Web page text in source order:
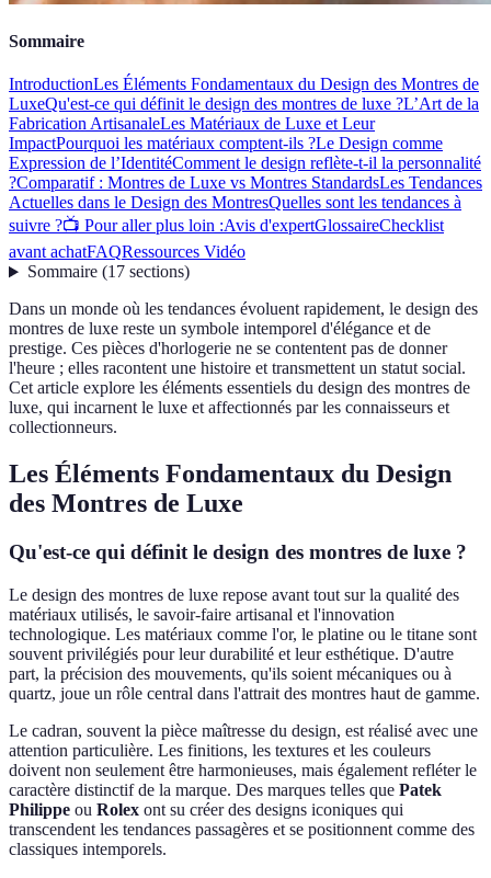
Sommaire
IntroductionLes Éléments Fondamentaux du Design des Montres de
LuxeQu'est-ce qui définit le design des montres de luxe ?L’Art de la
Fabrication ArtisanaleLes Matériaux de Luxe et Leur
ImpactPourquoi les matériaux comptent-ils ?Le Design comme
Expression de l’IdentitéComment le design reflète-t-il la personnalité
?Comparatif : Montres de Luxe vs Montres StandardsLes Tendances
Actuelles dans le Design des MontresQuelles sont les tendances à
suivre ?📺 Pour aller plus loin :Avis d'expertGlossaireChecklist
avant achatFAQRessources Vidéo
Sommaire(17 sections)
Dans un monde où les tendances évoluent rapidement, le design des
montres de luxe reste un symbole intemporel d'élégance et de
prestige. Ces pièces d'horlogerie ne se contentent pas de donner
l'heure ; elles racontent une histoire et transmettent un statut social.
Cet article explore les éléments essentiels du design des montres de
luxe, qui incarnent le luxe et affectionnés par les connaisseurs et
collectionneurs.
Les Éléments Fondamentaux du Design
des Montres de Luxe
Qu'est-ce qui définit le design des montres de luxe ?
Le design des montres de luxe repose avant tout sur la qualité des
matériaux utilisés, le savoir-faire artisanal et l'innovation
technologique. Les matériaux comme l'or, le platine ou le titane sont
souvent privilégiés pour leur durabilité et leur esthétique. D'autre
part, la précision des mouvements, qu'ils soient mécaniques ou à
quartz, joue un rôle central dans l'attrait des montres haut de gamme.
Le cadran, souvent la pièce maîtresse du design, est réalisé avec une
attention particulière. Les finitions, les textures et les couleurs
doivent non seulement être harmonieuses, mais également refléter le
caractère distinctif de la marque. Des marques telles que Patek
Philippe ou Rolex ont su créer des designs iconiques qui
transcendent les tendances passagères et se positionnent comme des
classiques intemporels.